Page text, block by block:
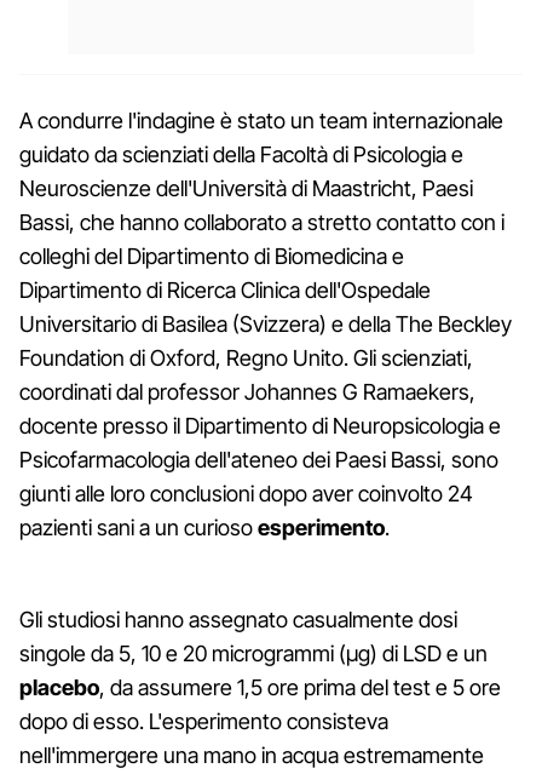
A condurre l'indagine è stato un team internazionale
guidato da scienziati della Facoltà di Psicologia e
Neuroscienze dell'Università di Maastricht, Paesi
Bassi, che hanno collaborato a stretto contatto con i
colleghi del Dipartimento di Biomedicina e
Dipartimento di Ricerca Clinica dell'Ospedale
Universitario di Basilea (Svizzera) e della The Beckley
Foundation di Oxford, Regno Unito. Gli scienziati,
coordinati dal professor Johannes G Ramaekers,
docente presso il Dipartimento di Neuropsicologia e
Psicofarmacologia dell'ateneo dei Paesi Bassi, sono
giunti alle loro conclusioni dopo aver coinvolto 24
pazienti sani a un curiosoesperimento.
Gli studiosi hanno assegnato casualmente dosi
singole da 5, 10 e 20 microgrammi (µg) di LSD e un
placebo, da assumere 1,5 ore prima del test e 5 ore
dopo di esso. L'esperimento consisteva
nell'immergere una mano in acqua estremamente